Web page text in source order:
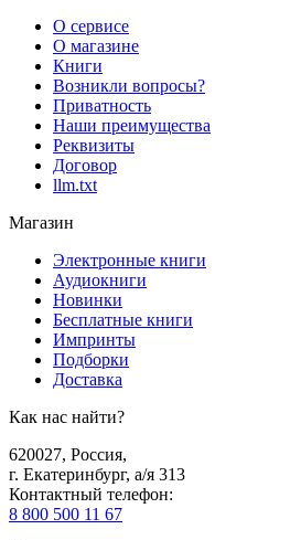
О сервисе
О магазине
Книги
Возникли вопросы?
Приватность
Наши преимущества
Реквизиты
Договор
llm.txt
Магазин
Электронные книги
Аудиокниги
Новинки
Бесплатные книги
Импринты
Подборки
Доставка
Как нас найти?
620027, Россия,
г. Екатеринбург, а/я 313
Контактный телефон:
8 800 500 11 67